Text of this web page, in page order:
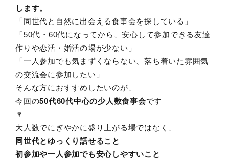
します。
「同世代と自然に出会える食事会を探している」
「50代・60代になってから、安心して参加できる友達
作りや恋活・婚活の場が少ない」
「一人参加でも気まずくならない、落ち着いた雰囲気
の交流会に参加したい」
そんな方におすすめしたいのが、
今回の50代60代中心の少人数食事会です
🍷
大人数でにぎやかに盛り上がる場ではなく、
同世代とゆっくり話せること
初参加や一人参加でも安心しやすいこと